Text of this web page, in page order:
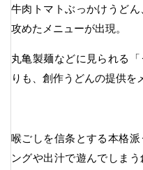
牛肉トマトぶっかけうど
攻めたメニューが出現。
丸亀製麺などに見られる
りも、創作うどんの提供を
喉ごしを信条とする本格
ングや出汁で遊んでしま